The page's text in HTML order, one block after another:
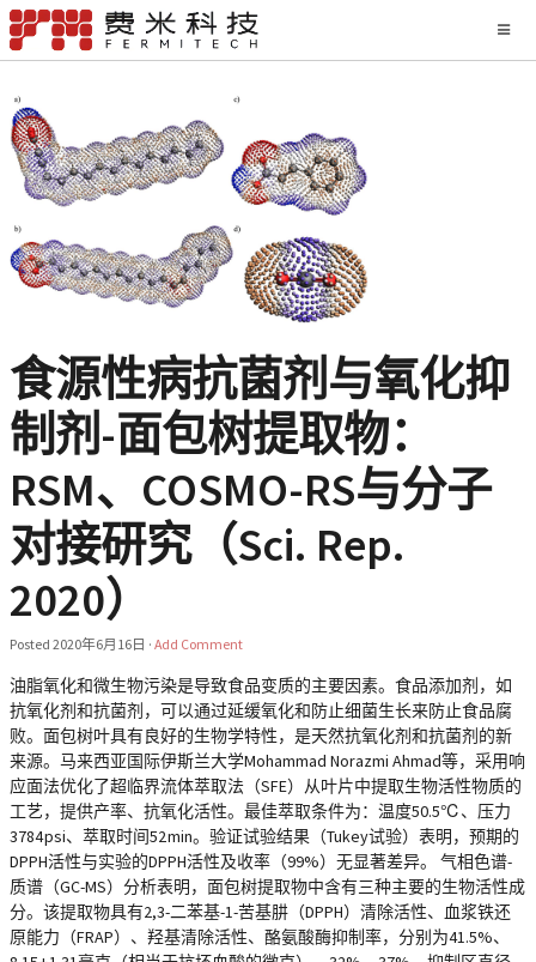
食源性病抗菌剂与氧化抑
制剂-面包树提取物：
RSM、COSMO-RS与分子
对接研究（Sci. Rep.
2020）
Posted 2020年6月16日 · Add Comment
油脂氧化和微生物污染是导致食品变质的主要因素。食品添加剂，如
抗氧化剂和抗菌剂，可以通过延缓氧化和防止细菌生长来防止食品腐
败。面包树叶具有良好的生物学特性，是天然抗氧化剂和抗菌剂的新
来源。马来西亚国际伊斯兰大学Mohammad Norazmi Ahmad等，采用响
应面法优化了超临界流体萃取法（SFE）从叶片中提取生物活性物质的
工艺，提供产率、抗氧化活性。最佳萃取条件为：温度50.5℃、压力
3784 psi、萃取时间52 min。验证试验结果（Tukey试验）表明，预期的
DPPH活性与实验的DPPH活性及收率（99%）无显著差异。 气相色谱-
质谱（GC-MS）分析表明，面包树提取物中含有三种主要的生物活性成
分。该提取物具有2,3-二苯基-1-苦基肼（DPPH）清除活性、血浆铁还
原能力（FRAP）、羟基清除活性、酪氨酸酶抑制率，分别为41.5%、